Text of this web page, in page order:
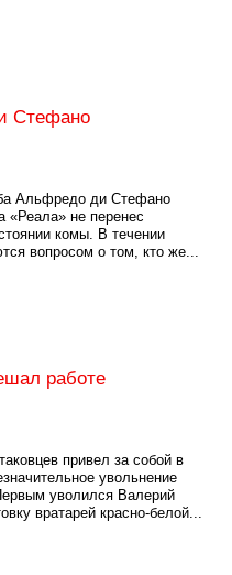
Стефано
Альфредо ди Стефано
«Реала» не перенес
комы. В течении
вопросом о том, кто же...
работе
привел за собой в
увольнение
уволился Валерий
вратарей красно-белой...